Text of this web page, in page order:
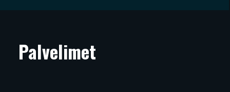
ARTIKKELIT
Palvelimet